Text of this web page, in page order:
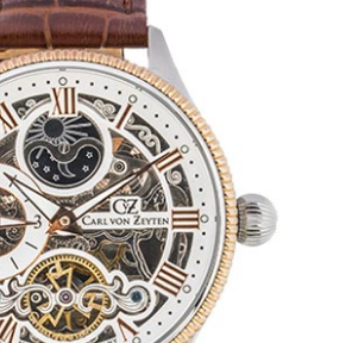
Mechanikuhren
Active Watches
Tourbillons
News
Geschichte